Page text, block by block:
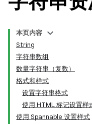
本页内容
String
字符串数组
数量字符串（复数）
格式和样式
设置字符串格式
使用 HTML 标记设置样
使用 Spannable 设置样式